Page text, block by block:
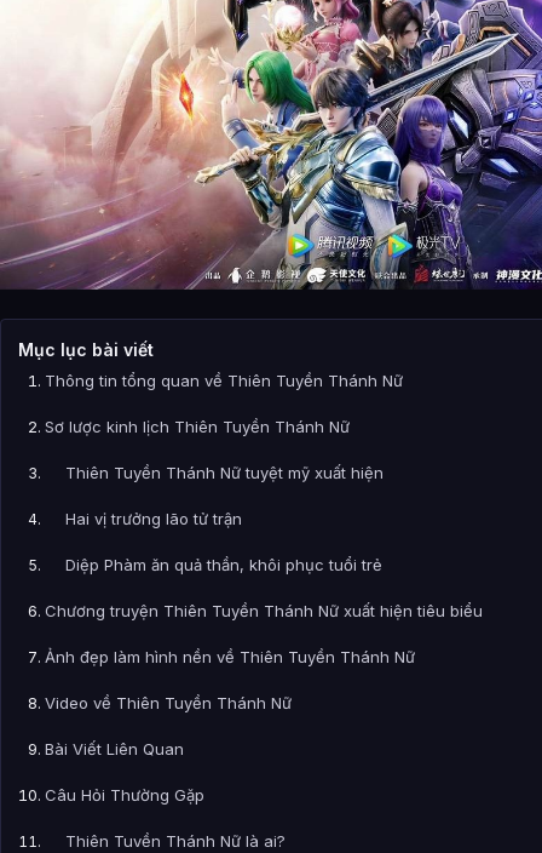
Mục lục bài viết
Thông tin tổng quan về Thiên Tuyền Thánh Nữ
Sơ lược kinh lịch Thiên Tuyền Thánh Nữ
Thiên Tuyền Thánh Nữ tuyệt mỹ xuất hiện
Hai vị trưởng lão tử trận
Diệp Phàm ăn quả thần, khôi phục tuổi trẻ
Chương truyện Thiên Tuyền Thánh Nữ xuất hiện tiêu biểu
Ảnh đẹp làm hình nền về Thiên Tuyền Thánh Nữ
Video về Thiên Tuyền Thánh Nữ
Bài Viết Liên Quan
Câu Hỏi Thường Gặp
Thiên Tuyền Thánh Nữ là ai?